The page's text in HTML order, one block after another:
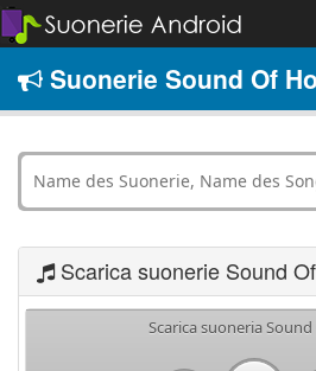
Suonerie Sound Of
Scarica suonerie Sound
Scarica suoneria